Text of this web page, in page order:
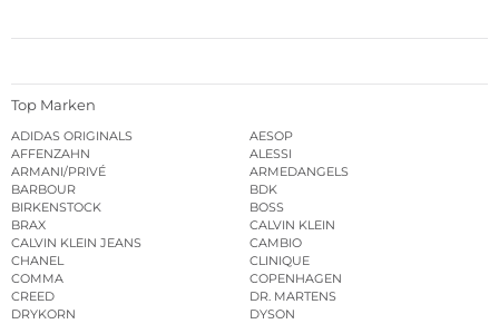
Top Marken
ADIDAS ORIGINALS
AESOP
AFFENZAHN
ALESSI
ARMANI/PRIVÉ
ARMEDANGELS
BARBOUR
BDK
BIRKENSTOCK
BOSS
BRAX
CALVIN KLEIN
CALVIN KLEIN JEANS
CAMBIO
CHANEL
CLINIQUE
COMMA
COPENHAGEN
CREED
DR. MARTENS
DRYKORN
DYSON